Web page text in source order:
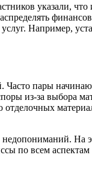
указали,
Например,
пары
из-за выбора
На
по всем